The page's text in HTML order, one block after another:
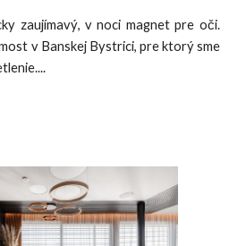
zaujímavý, v noci magnet pre oči.
v Banskej Bystrici, pre ktorý sme